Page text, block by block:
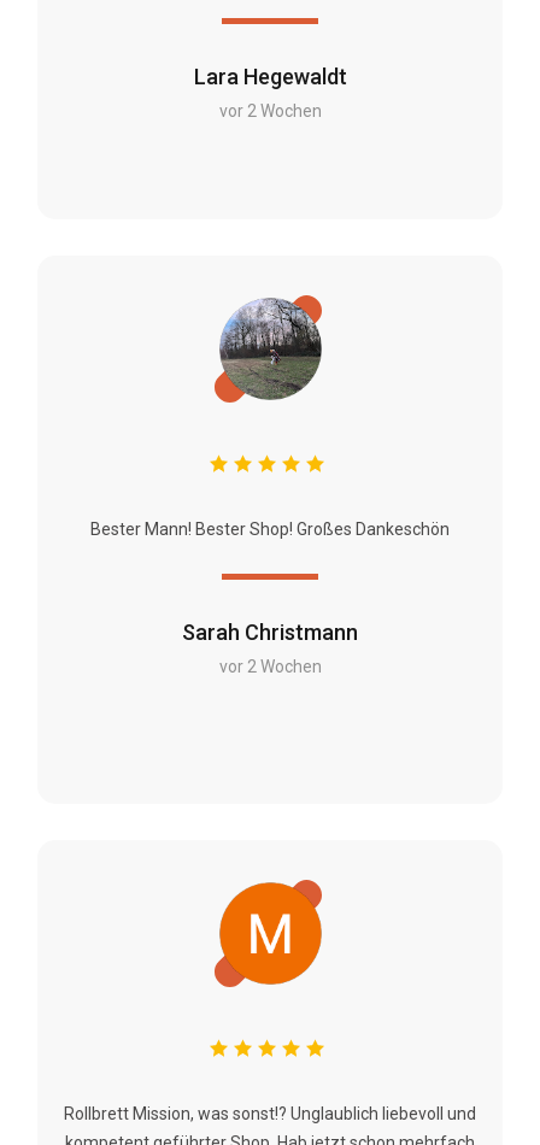
Lara Hegewaldt
vor 2 Wochen
Sarah Christmann
vor 2 Wochen
Bester Mann! Bester Shop! Großes Dankeschön
Rollbrett Mission, was sonst!? Unglaublich liebevoll und